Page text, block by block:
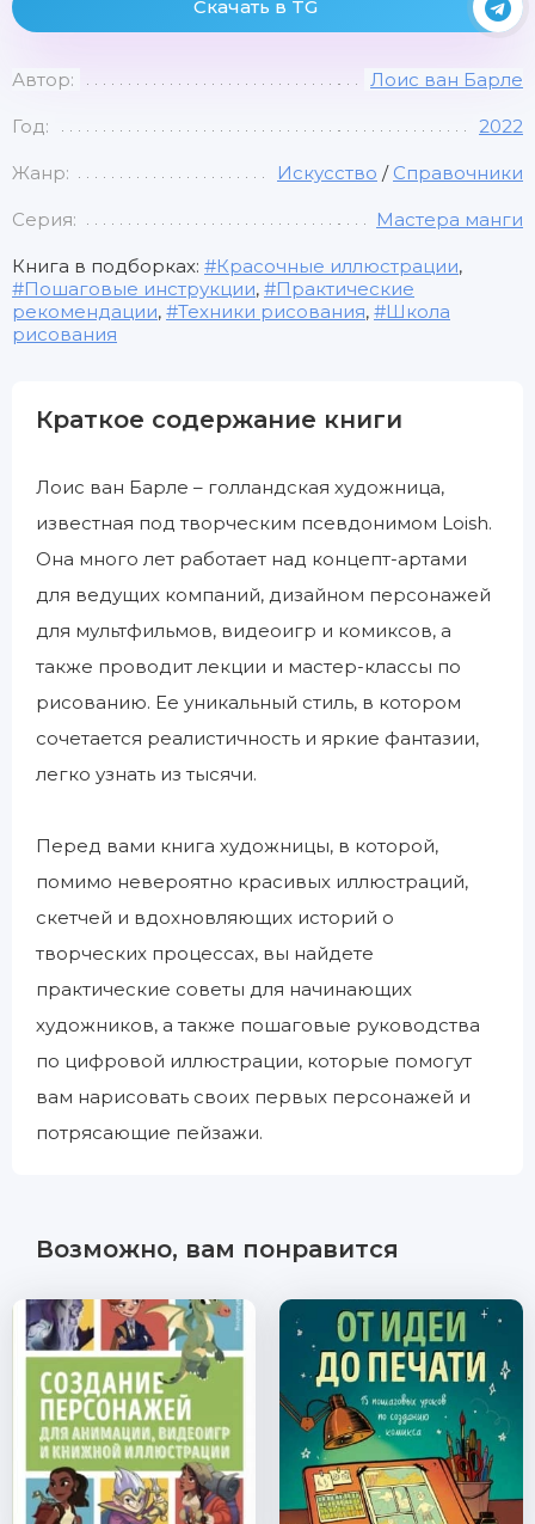
Скачать в TG
Автор: Лоис ван Барле
Год: 2022
Жанр: Искусство / Справочники
Серия: Мастера манги
Книга в подборках: Красочные иллюстрации,
Пошаговые инструкции,
Практические
рекомендации, Техники рисования,
Школа
рисования
Краткое содержание книги
Лоис ван Барле – голландская художница,
известная под творческим псевдонимом Loish.
Она много лет работает над концепт-артами
для ведущих компаний, дизайном персонажей
для мультфильмов, видеоигр и комиксов, а
также проводит лекции и мастер-классы по
рисованию. Ее уникальный стиль, в котором
сочетается реалистичность и яркие фантазии,
легко узнать из тысячи.
Перед вами книга художницы, в которой,
помимо невероятно красивых иллюстраций,
скетчей и вдохновляющих историй о
творческих процессах, вы найдете
практические советы для начинающих
художников, а также пошаговые руководства
по цифровой иллюстрации, которые помогут
вам нарисовать своих первых персонажей и
потрясающие пейзажи.
Возможно, вам понравится